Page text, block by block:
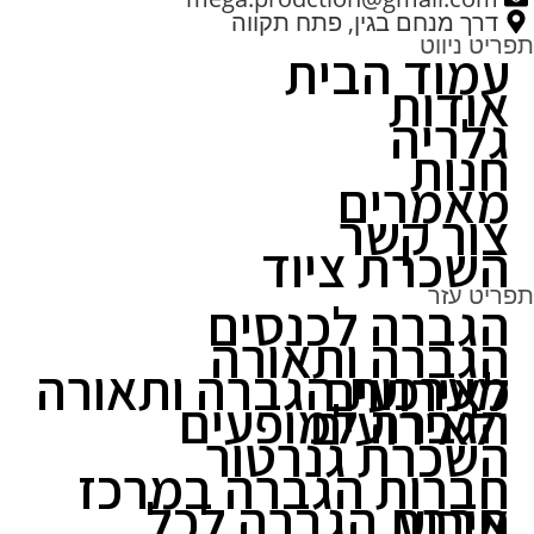
דרך מנחם בגין, פתח תקווה
תפריט ניווט
עמוד הבית
אודות
גלריה
חנות
מאמרים
צור קשר
השכרת ציוד
תפריט עזר
הגברה לכנסים
הגברה ותאורה
מערכות הגברה ותאורה לאירועים
הגברה למופעים ולאירועים
השכרת גנרטור
חברות הגברה במרכז